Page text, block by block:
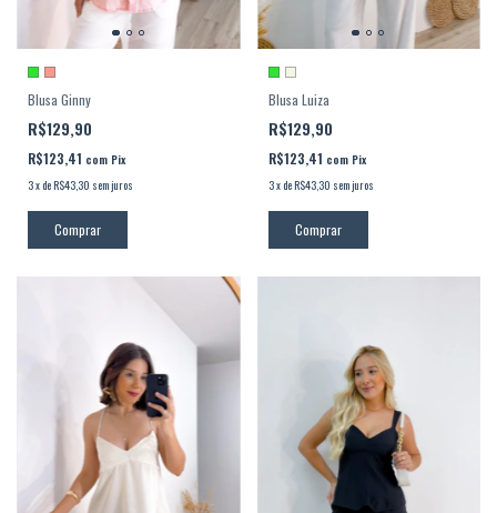
Blusa Ginny
R$129,90
R$123,41 com Pix
3xdeR$43,30 sem juros
Comprar
Blusa Luiza
R$129,90
R$123,41 com Pix
3xdeR$43,30 sem juros
Comprar